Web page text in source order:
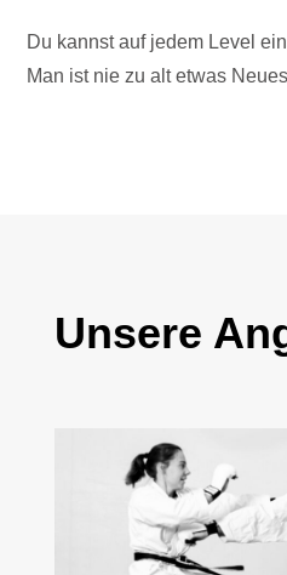
Du kannst auf jedem Level
Man ist nie zu alt etwas
Unsere